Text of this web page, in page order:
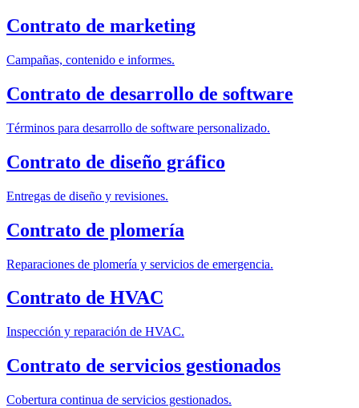
Contrato de marketing
Campañas, contenido e informes.
Contrato de desarrollo de software
Términos para desarrollo de software personalizado.
Contrato de diseño gráfico
Entregas de diseño y revisiones.
Contrato de plomería
Reparaciones de plomería y servicios de emergencia.
Contrato de HVAC
Inspección y reparación de HVAC.
Contrato de servicios gestionados
Cobertura continua de servicios gestionados.